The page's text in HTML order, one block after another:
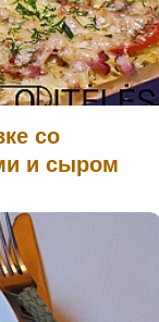
со
и сыром